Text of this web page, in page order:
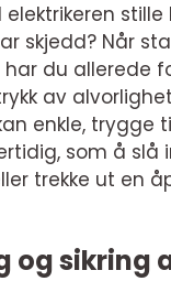
elektrikeren stille
skjedd? Når
du allerede
av
enkle, trygge
som å slå
trekke ut en
og sikring